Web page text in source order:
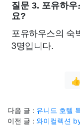
질문 3. 포유하
요?
포유하우스의 숙
3명입니다.
다음 글 : 유니드 호텔
이전 글 : 와이컬렉션